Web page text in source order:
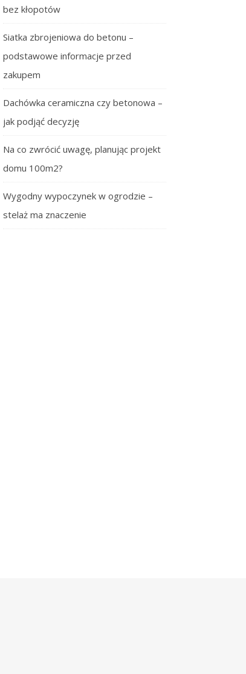
bez kłopotów
Siatka zbrojeniowa do betonu –
podstawowe informacje przed
zakupem
Dachówka ceramiczna czy betonowa –
jak podjąć decyzję
Na co zwrócić uwagę, planując projekt
domu 100m2?
Wygodny wypoczynek w ogrodzie –
stelaż ma znaczenie